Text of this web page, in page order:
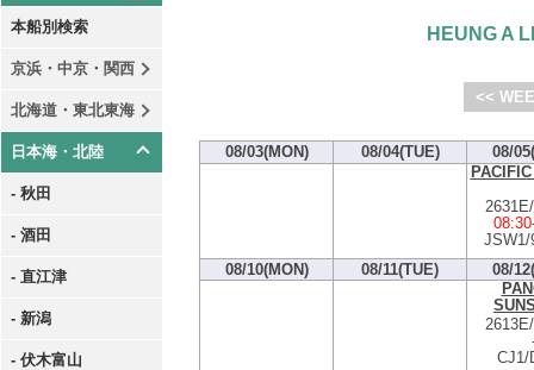
本船別検索
京浜・中京・関西
北海道・東北東海
日本海・北陸
- 秋田
- 酒田
- 直江津
- 新潟
- 伏木富山
HEUNG A
<<
08/03(MON) 08/04(TUE)
08/
08:30
JSW1/
08/10(MON)
08/11(TUE)
08/
CJ1/